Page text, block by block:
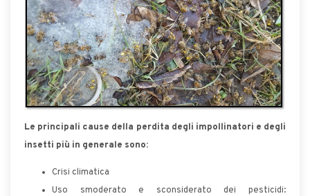
Le principali cause della perdita degli impollinatori e degli
insetti più in generale sono:
Crisi climatica
Uso smoderato e sconsiderato dei pesticidi: